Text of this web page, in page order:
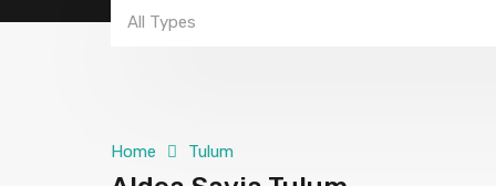
All Types
Home Tulum